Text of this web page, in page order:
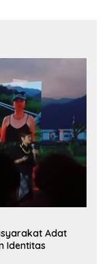
Adat
Identitas